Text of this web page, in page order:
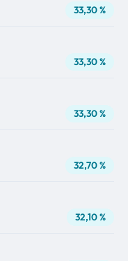
33,30 %
33,30 %
33,30 %
32,70 %
32,10 %